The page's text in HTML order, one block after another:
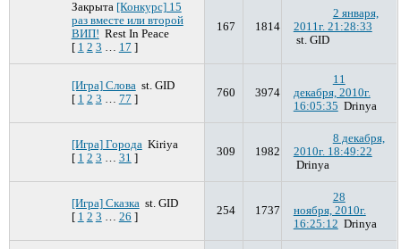
Закрыта [Конкурс] 15
раз вместе или второй
ВИП! Rest In Peace
[ 1 2 3 … 17 ]
167 1814
2 января,
2011г. 21:28:33
st. GID
[Игра] Cлова st. GID
[ 1 2 3 … 77 ] 760 3974
11
декабря, 2010г.
16:05:35 Drinya
[Игра] Города Kiriya
[ 1 2 3 … 31 ] 309 1982
8 декабря,
2010г. 18:49:22
Drinya
[Игра] Сказка st. GID
[ 1 2 3 … 26 ] 254 1737
28
ноября, 2010г.
16:25:12 Drinya